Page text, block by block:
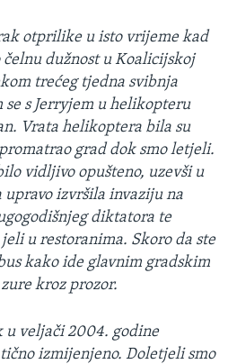
otprilike u isto vrijeme kad
čelnu dužnost u Koalicijskoj
trećeg tjedna svibnja
se s Jerryjem u helikopteru
Vrata helikoptera bila su
grad dok smo letjeli.
vidljivo opušteno, uzevši u
upravo izvršila invaziju na
diktatora te
u restoranima. Skoro da ste
kako ide glavnim gradskim
kroz prozor.
u veljači 2004. godine
izmijenjeno. Doletjeli smo